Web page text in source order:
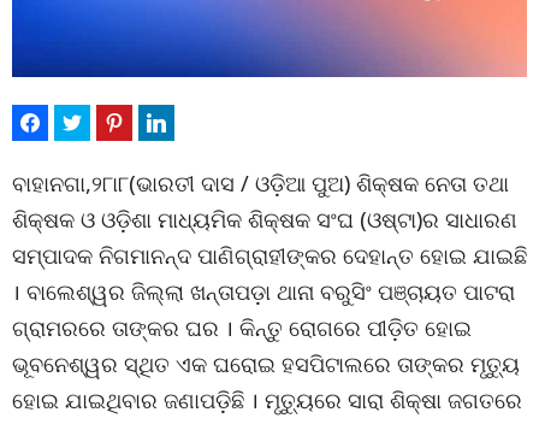
ବାହାନଗା,୨୮ା୮(ଭାରତୀ ଦାସ / ଓଡ଼ିଆ ପୁଅ) ଶିକ୍ଷକ ନେତା ତଥା
ଶିକ୍ଷକ ଓ ଓଡ଼ିଶା ମାଧ୍ୟମିକ ଶିକ୍ଷକ ସଂଘ (ଓଷ୍ଟା)ର ସାଧାରଣ
ସମ୍ପାଦକ ନିଗମାନନ୍ଦ ପାଣିଗ୍ରାହୀଙ୍କର ଦେହାନ୍ତ ହୋଇ ଯାଇଛି
। ବାଲେଶ୍ୱର ଜିଲ୍ଲା ଖନ୍ତାପଡ଼ା ଥାନା ବରୁସିଂ ପଞ୍ଚାୟତ ପାଟରା
ଗ୍ରାମରରେ ତାଙ୍କର ଘର । କିନ୍ତୁ ରୋଗରେ ପୀଡ଼ିତ ହୋଇ
ଭୂବନେଶ୍ୱର ସ୍ଥିତ ଏକ ଘରୋଇ ହସପିଟାଲରେ ତାଙ୍କର ମୃତ୍ୟୁ
ହୋଇ ଯାଇଥିବାର ଜଣାପଡ଼ିଛି । ମୃତ୍ୟୁରେ ସାରା ଶିକ୍ଷା ଜଗତରେ